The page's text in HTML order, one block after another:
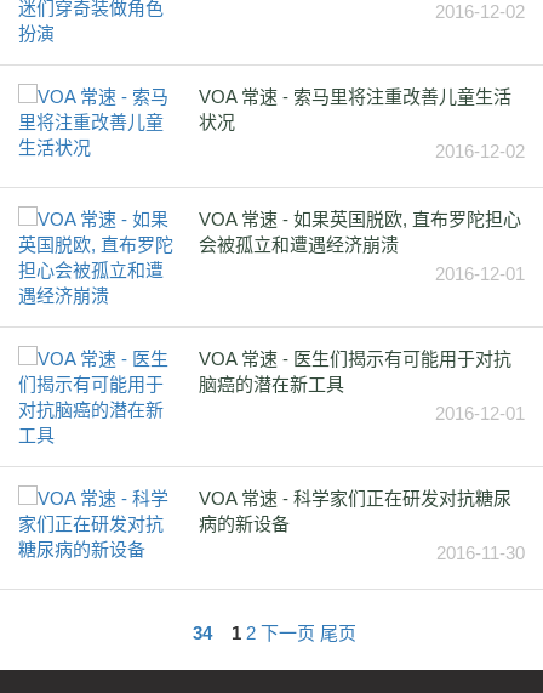
2016-12-02
VOA 常速 - 索马里将注重改善儿童生活
状况
2016-12-02
VOA 常速 - 如果英国脱欧, 直布罗陀担心
会被孤立和遭遇经济崩溃
2016-12-01
VOA 常速 - 医生们揭示有可能用于对抗
脑癌的潜在新工具
2016-12-01
VOA 常速 - 科学家们正在研发对抗糖尿
病的新设备
2016-11-30
34 1 2 下一页 尾页